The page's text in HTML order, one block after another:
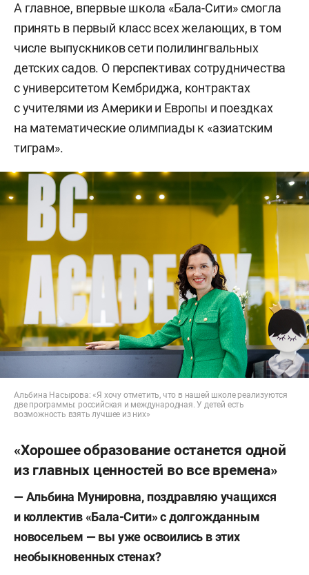
А главное, впервые школа «Бала-Сити» смогла
принять в первый класс всех желающих, в том
числе выпускников сети полилингвальных
детских садов. О перспективах сотрудничества
с университетом Кембриджа, контрактах
с учителями из Америки и Европы и поездках
на математические олимпиады к «азиатским
тиграм».
Альбина Насырова: «Я хочу отметить, что в нашей школе реализуются
две программы: российская и международная. У детей есть
возможность взять лучшее из них»
«Хорошее образование останется одной
из главных ценностей во все времена»
— Альбина Мунировна, поздравляю учащихся
и коллектив «Бала-Сити» сдолгожданным
новосельем — вы уже освоились вэтих
необыкновенных стенах?